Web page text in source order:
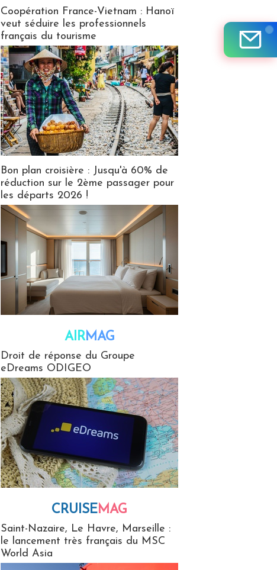
Coopération France-Vietnam : Hanoï
veut séduire les professionnels
français du tourisme
Bon plan croisière : Jusqu'à 60% de
réduction sur le 2ème passager pour
les départs 2026 !
AIRMAG
Droit de réponse du Groupe
eDreams ODIGEO
CRUISEMAG
Saint-Nazaire, Le Havre, Marseille :
le lancement très français du MSC
World Asia